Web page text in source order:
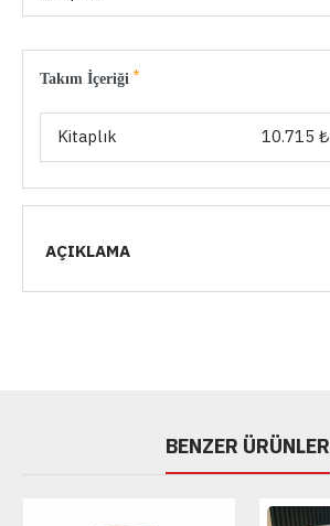
Takım İçeriği
Kitaplık 10.715 ₺
AÇIKLAMA
BENZER ÜRÜNLER